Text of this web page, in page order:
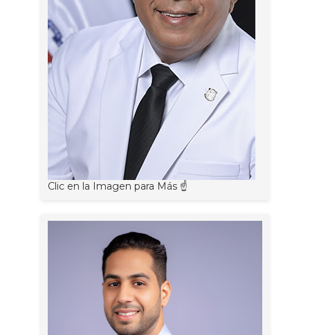
Clic en la Imagen para Más ☝